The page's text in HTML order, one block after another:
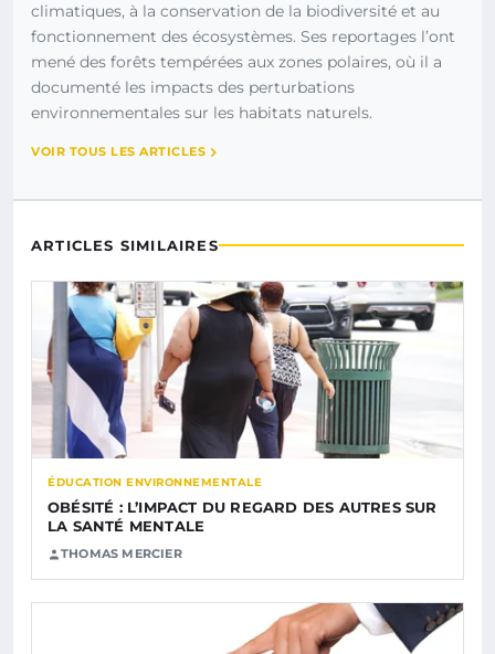
climatiques, à la conservation de la biodiversité et au
fonctionnement des écosystèmes. Ses reportages l’ont
mené des forêts tempérées aux zones polaires, où il a
documenté les impacts des perturbations
environnementales sur les habitats naturels.
VOIR TOUS LES ARTICLES
ARTICLES SIMILAIRES
ÉDUCATION ENVIRONNEMENTALE
OBÉSITÉ : L’IMPACT DU REGARD DES AUTRES SUR
LA SANTÉ MENTALE
THOMAS MERCIER